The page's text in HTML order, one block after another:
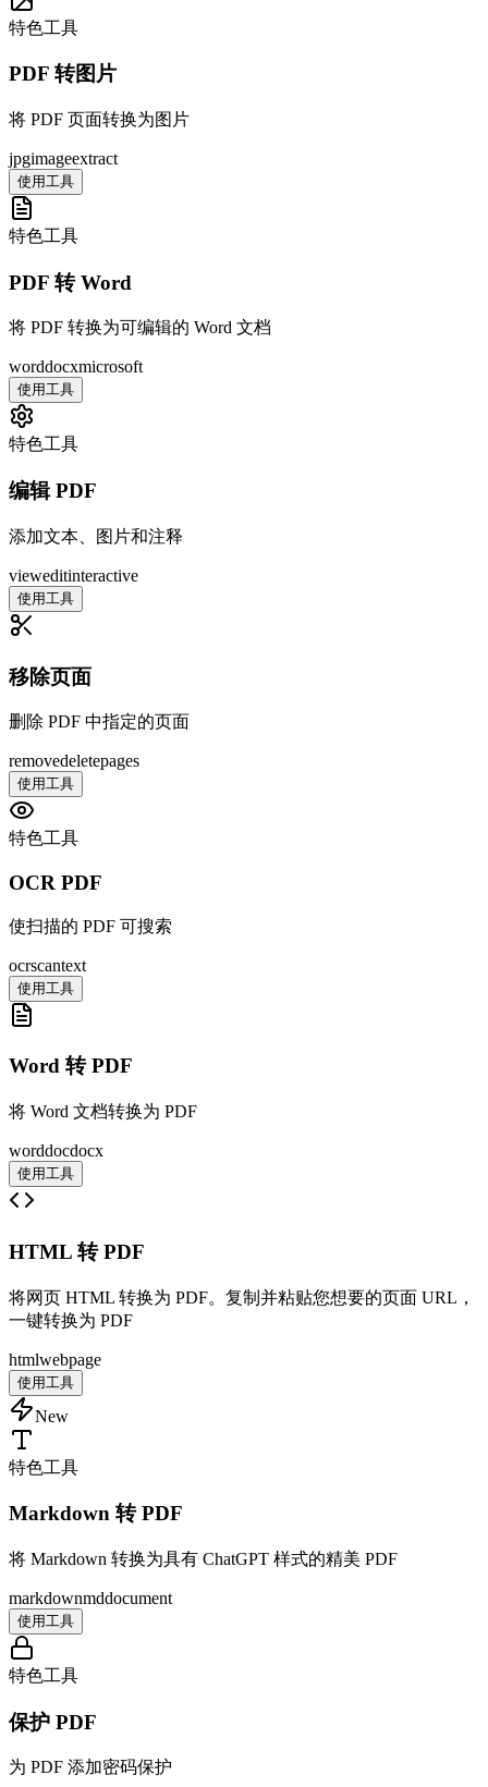
特色工具
PDF 转图片
将 PDF 页面转换为图片
jpgimageextract
使用工具
特色工具
PDF 转 Word
将 PDF 转换为可编辑的 Word 文档
worddocxmicrosoft
使用工具
特色工具
编辑 PDF
添加文本、图片和注释
vieweditinteractive
使用工具
移除页面
删除 PDF 中指定的页面
removedeletepages
使用工具
特色工具
OCR PDF
使扫描的 PDF 可搜索
ocrscantext
使用工具
Word 转 PDF
将 Word 文档转换为 PDF
worddocdocx
使用工具
HTML 转 PDF
将网页 HTML 转换为 PDF。复制并粘贴您想要的页面 URL，
一键转换为 PDF
htmlwebpage
使用工具
New
特色工具
Markdown 转 PDF
将 Markdown 转换为具有 ChatGPT 样式的精美 PDF
markdownmddocument
使用工具
特色工具
保护 PDF
为 PDF 添加密码保护